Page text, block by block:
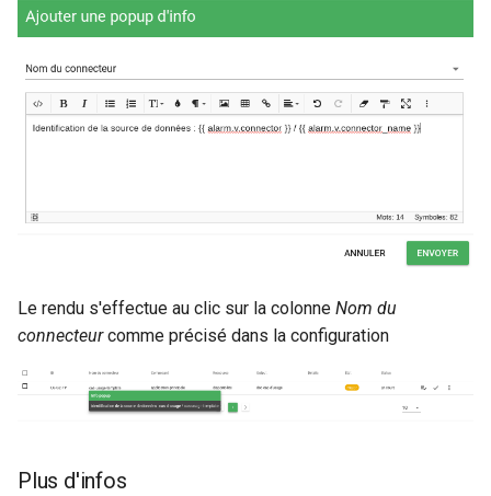
Le rendu s'effectue au clic sur la colonne Nom du
connecteurcomme précisé dans la configuration
Plus d'infos